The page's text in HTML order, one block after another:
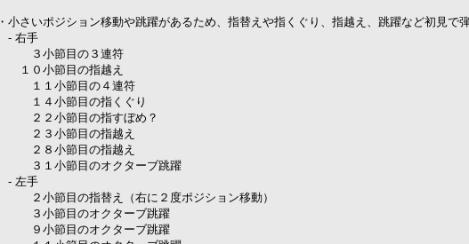
・小さいポジション移動や跳躍があるため、指替えや指くぐり、指越え、跳躍など初見で
- 右手
３小節目の３連符
１０小節目の指越え
１１小節目の４連符
１４小節目の指くぐり
２２小節目の指すぼめ？
２３小節目の指越え
２８小節目の指越え
３１小節目のオクターブ跳躍
- 左手
２小節目の指替え（右に２度ポジション移動）
３小節目のオクターブ跳躍
９小節目のオクターブ跳躍